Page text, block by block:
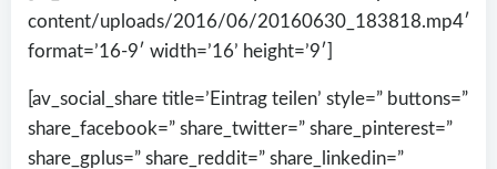
content/uploads/2016/06/20160630_183818.mp4′
format=’16-9′ width=’16’ height=’9′]
[av_social_share title=’Eintrag teilen’ style=” buttons=”
share_facebook=” share_twitter=” share_pinterest=”
share_gplus=” share_reddit=” share_linkedin=”